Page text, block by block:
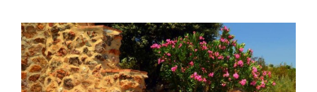
Pokaż
większy
obrazek